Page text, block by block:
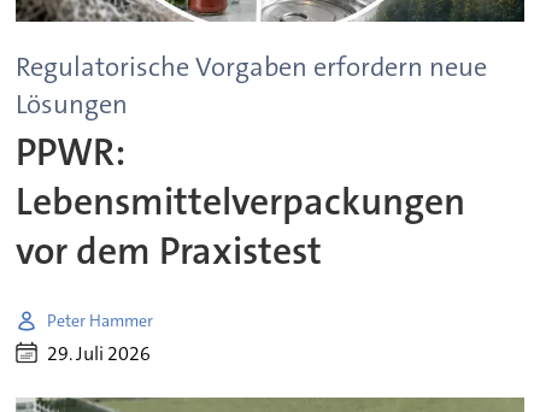
Regulatorische Vorgaben erfordern neue
Lösungen
PPWR:
Lebensmittelverpackungen
vor dem Praxistest
Peter Hammer
29. Juli 2026